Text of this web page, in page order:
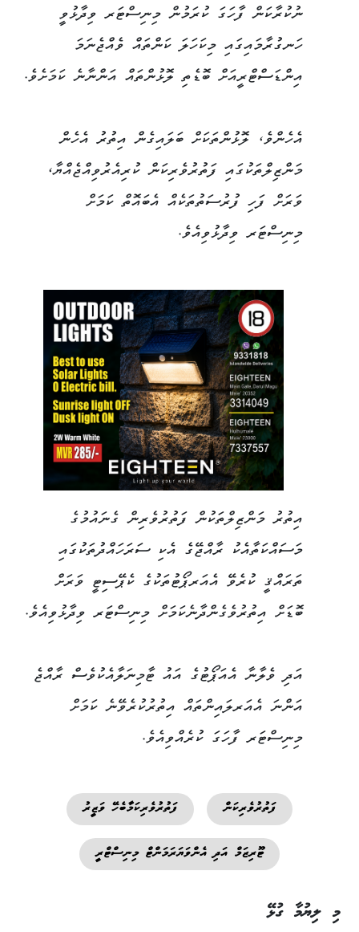
ނުކުރާކަން ފާހަގަ ކުރަމުން މިނިސްޓަރ ވިދާޅުވީ
ހަނގުރާމައިގައި މިކަހަލަ ކަންތައް ވެއްޖެނަމަ
އިންޑަސްޓްރީއަށް ބޮޑެތި ލޮޅުންތައް އަންނާނެ ކަމަށެވެ.
އެހެންވެ، ލޮޅުންތަކަށް ބަލައިގެން އިތުރު އެހެން
މަންޒިލްތަކުގައި ފަތުރުވެރިކަން ކުރިއެރުވިއްޖެއްޔާ،
ވަރަށް ފަހި ފުރުސަތުތަކެއް އެބައޮތް ކަމަށް
މިނިސްޓަރ ވިދާޅުވިއެވެ.
އިތުރު މަންޒިލްތަކުން ފަތުރުވެރިން ގެނައުމުގެ
މަސައްކަތާއެކު ރާއްޖޭގެ އެކި ސަރަހައްދުތަކުގައި
ތަރައްޤީ ކުރެވޭ އެއަރޕޯޓުތަކުގެ ކެޕޭސިޓީ ވަރަށް
ބޮޑަށް އިތުރުވެގެންދާނެކަމަށް މިނިސްޓަރ ވިދާޅުވިއެވެ.
އަދި ވެލާނާ އެއަޕޯޓުގެ އައު ޓާމިނަލާއެކުވެސް ރާއްޖެ
އަންނަ އެއަރލައިންތައް އިތުރުކުރެވޭނެ ކަމަށް
މިނިސްޓަރ ފާހަގަ ކުރެއްވިއެވެ.
ފަތުރުވެރިކަން ފަތުރުވެރިކަމާބެހޭ ވަޒީރު
ޓޫރިޒަމް އަދި އެންވަޔަރަމަންޓް މިނިސްޓްރީ
މި ލިޔުމާ ގުޅޭ